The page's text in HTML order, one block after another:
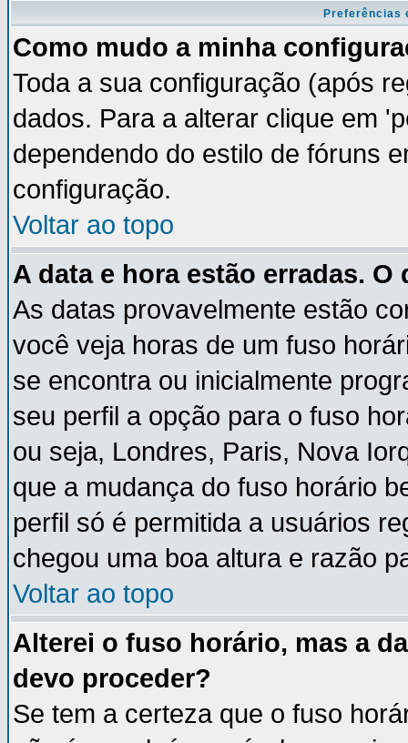
Preferências
Como mudo a minha
Toda a sua configuração (após
dados. Para a alterar clique em
dependendo do estilo de fóruns
configuração.
Voltar ao topo
A data e hora estão erradas. O
As datas provavelmente estão
você veja horas de um fuso
se encontra ou inicialmente
seu perfil a opção para o fuso
ou seja, Londres, Paris, Nova
que a mudança do fuso horário
perfil só é permitida a usuários
chegou uma boa altura e razão
Voltar ao topo
Alterei o fuso horário, mas a
devo proceder?
Se tem a certeza que o fuso